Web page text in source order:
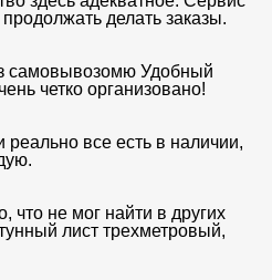
делать заказы.
самовывозомю Удобный
четко организовано!
все есть в наличии,
что не мог найти в других
лист трехметровый,